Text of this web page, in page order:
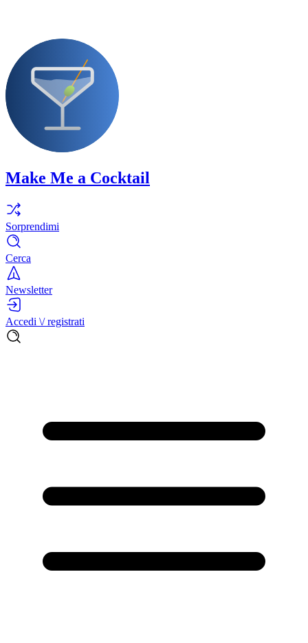
Make Me a Cocktail
Sorprendimi
Cerca
Newsletter
Accedi \/ registrati